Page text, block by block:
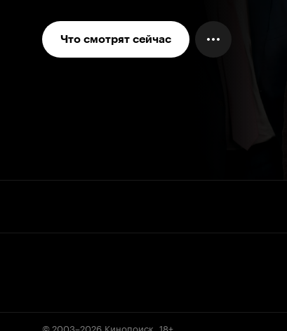
Что смотрят сейчас
© 2003–2026 Кинопоиск 18+